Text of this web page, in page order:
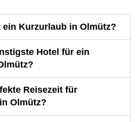
Kurzurlaub in Olmütz?
Hotel für ein
Reisezeit für
Olmütz?